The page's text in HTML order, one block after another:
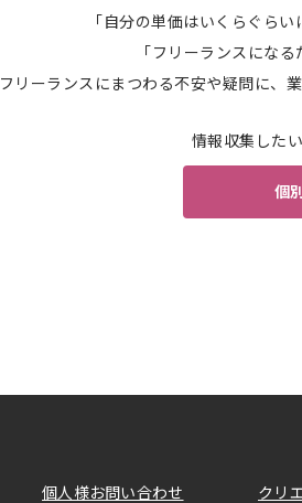
「自分の単価はいくらぐら
「フリーランスにな
フリーランスにまつわる不安や疑問に、
情報収集した
個
個人様お問い合わせ
クリ